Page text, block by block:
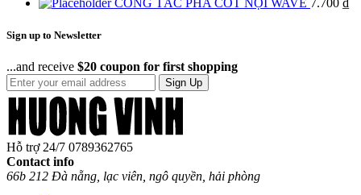
CÔNG TẮC PHA CỐT NỘI WAVE 7.700 ₫
Sign up to Newsletter
...and receive $20 coupon for first shopping
Sign Up
Hỗ trợ 24/7 0789362765
Contact info
66b 212 Đà nẵng, lạc viên, ngô quyền, hải phòng